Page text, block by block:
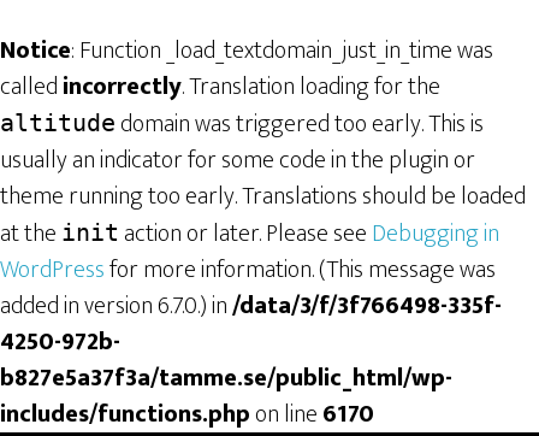
Notice: Function _load_textdomain_just_in_time was
calledincorrectly. Translation loading for the
altitude domain was triggered too early. This is
usually an indicator for some code in the plugin or
theme running too early. Translations should be loaded
at the init action or later. Please seeDebugging in
WordPressfor more information. (This message was
added in version 6.7.0.) in/data/3/f/3f766498-335f-
4250-972b-
b827e5a37f3a/tamme.se/public_html/wp-
includes/functions.phpon line6170